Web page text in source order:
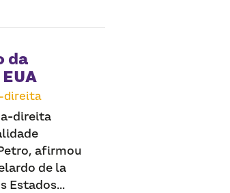
da
direita
direita
afirmou
de la
Estados...